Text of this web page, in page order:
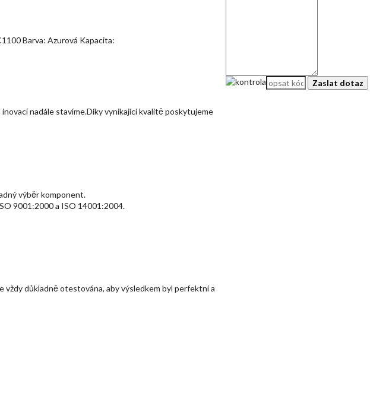
Barva: Azurová Kapacita:
nadále stavíme.Díky vynikající kvalitě poskytujeme
výběr komponent.
9001:2000 a ISO 14001:2004.
vždy důkladně otestována, aby výsledkem byl perfektní a